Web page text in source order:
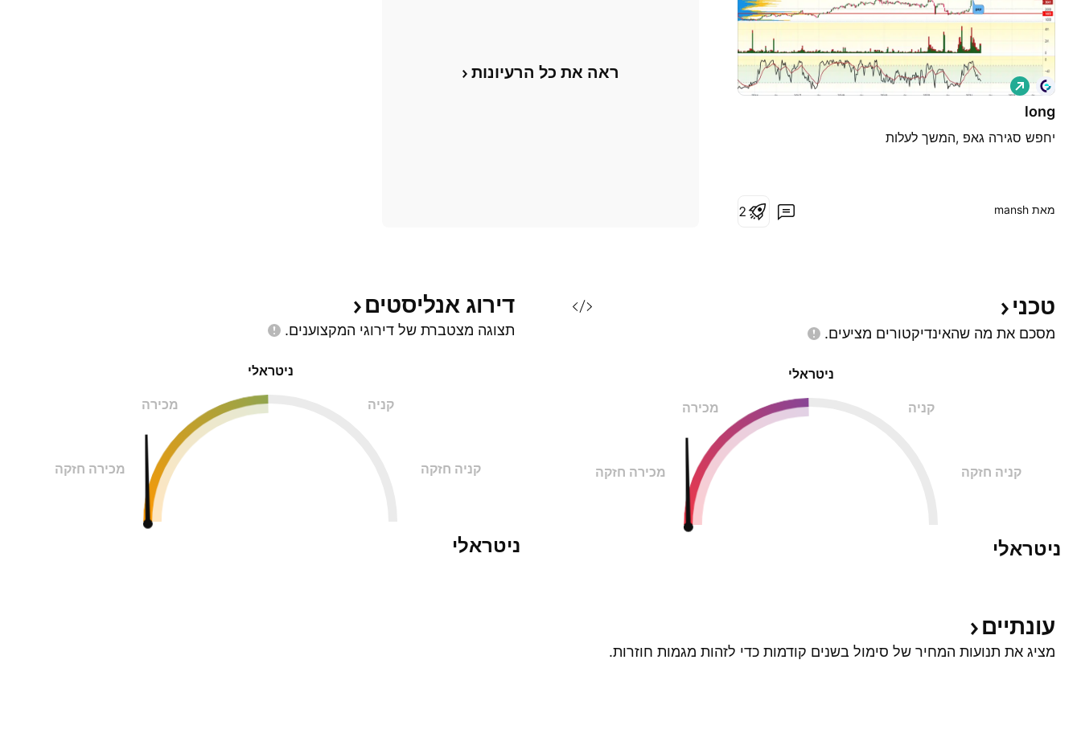
long
יחפש סגירה גאפ ,המשך לעלות
ל
ו
נ
מאת ‎mansh‎ 2
ראה את כל הרעיונות
טכני
מסכם את מה שהאינדיקטורים מציעים.
ניטראלי
מכירה קניה
מכירה חזקה קניה חזקה
ניטראלי
דירוג אנליסטים
תצוגה מצטברת של דירוגי המקצוענים.
ניטראלי
מכירה קניה
מכירה חזקה קניה חזקה
ניטראלי
עונתיים
מציג את תנועות המחיר של סימול בשנים קודמות כדי לזהות מגמות חוזרות.